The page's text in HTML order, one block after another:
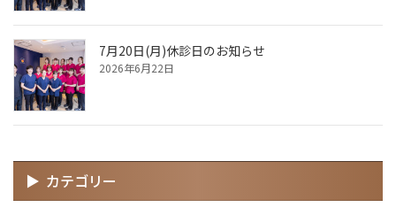
7月20日(月)休診日のお知らせ
2026年6月22日
カテゴリー